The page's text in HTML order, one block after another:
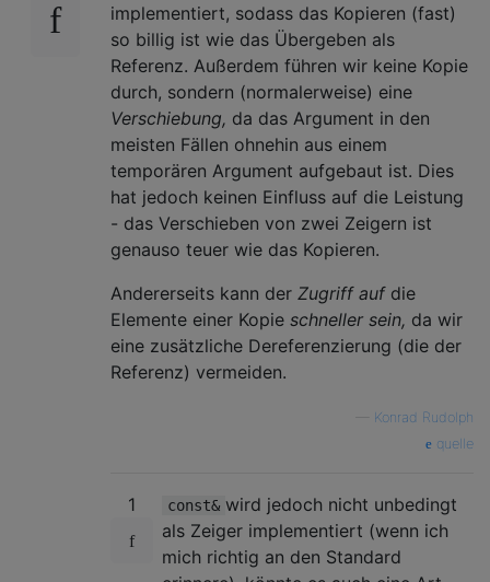
implementiert, sodass das Kopieren (fast)
so billig ist wie das Übergeben als
Referenz. Außerdem führen wir keine Kopie
durch, sondern (normalerweise) eine
Verschiebung, da das Argument in den
meisten Fällen ohnehin aus einem
temporären Argument aufgebaut ist. Dies
hat jedoch keinen Einfluss auf die Leistung
- das Verschieben von zwei Zeigern ist
genauso teuer wie das Kopieren.
Andererseits kann der Zugriff aufdie
Elemente einer Kopie schneller sein, da wir
eine zusätzliche Dereferenzierung (die der
Referenz) vermeiden.
Konrad Rudolph
quelle
1 const& wird jedoch nicht unbedingt
als Zeiger implementiert (wenn ich
mich richtig an den Standard